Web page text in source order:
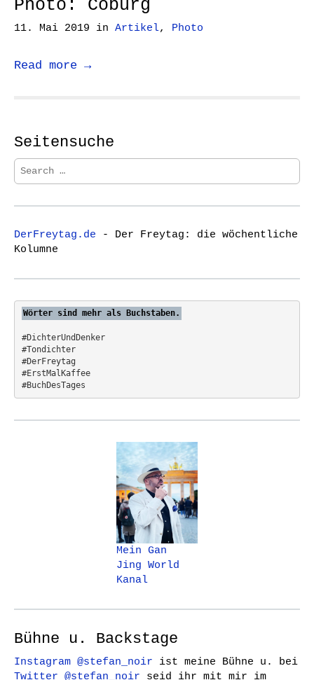
Photo: Coburg
11. Mai 2019 in Artikel, Photo
Read more →
Seitensuche
S
e
r
h
f
r
DerFreytag.de - Der Freytag: die wöchentliche
Kolumne
Wörter sind mehr als Buchstaben.
#DichterUndDenker
#Tondichter
#DerFreytag
#ErstMalKaffee
#BuchDesTages
Mein Gan
Jing World
Kanal
Bühne u. Backstage
Instagram @stefan_noir ist meine Bühne u. bei
Twitter @stefan_noir seid ihr mit mir im